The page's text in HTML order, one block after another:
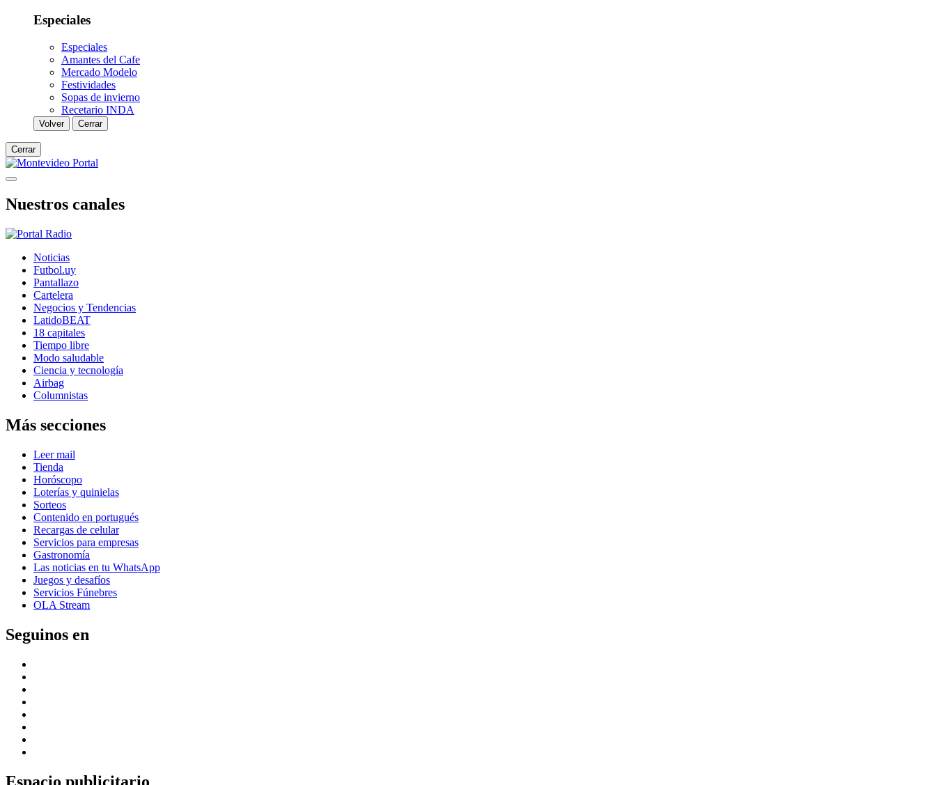
Especiales
Especiales
Amantes del Cafe
Mercado Modelo
Festividades
Sopas de invierno
Recetario INDA
Volver Cerrar
Cerrar
Nuestros canales
Noticias
Futbol.uy
Pantallazo
Cartelera
Negocios y Tendencias
LatidoBEAT
18 capitales
Tiempo libre
Modo saludable
Ciencia y tecnología
Airbag
Columnistas
Más secciones
Leer mail
Tienda
Horóscopo
Loterías y quinielas
Sorteos
Contenido en portugués
Recargas de celular
Servicios para empresas
Gastronomía
Las noticias en tu WhatsApp
Juegos y desafíos
Servicios Fúnebres
OLA Stream
Seguinos en